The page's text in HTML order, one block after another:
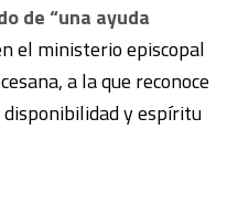
de “una ayuda
el ministerio episcopal
a la que reconoce
disponibilidad y espíritu